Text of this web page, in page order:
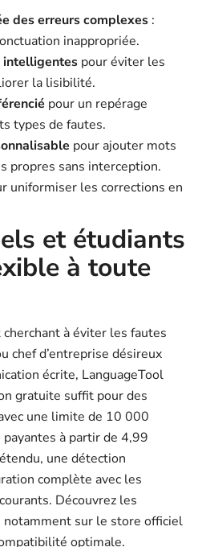
des erreurs complexes :
inappropriée.
intelligentes pour éviter les
la lisibilité.
pour un repérage
types de fautes.
pour ajouter mots
propres sans interception.
uniformiser les corrections en
et étudiants
à toute
à éviter les fautes
chef d’entreprise désireux
écrite, LanguageTool
gratuite suffit pour des
une limite de 10 000
à partir de 4,99
une détection
complète avec les
Découvrez les
notamment sur le store officiel
optimale.